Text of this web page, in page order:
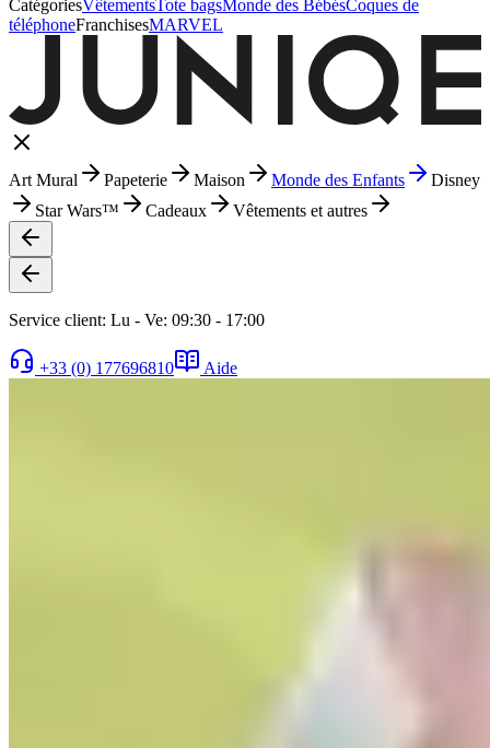
CatégoriesVêtementsTote bagsMonde des BébésCoques de
téléphoneFranchisesMARVEL
Art Mural Papeterie Maison Monde des Enfants
Disney
Star Wars™
Cadeaux Vêtements et autres
Service client: Lu - Ve: 09:30 - 17:00
+33 (0) 177696810 Aide